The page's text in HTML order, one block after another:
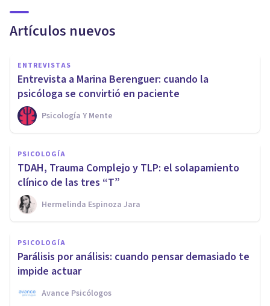
Artículos nuevos
ENTREVISTAS
Entrevista a Marina Berenguer: cuando la
psicóloga se convirtió en paciente
Psicología Y Mente
PSICOLOGÍA
TDAH, Trauma Complejo y TLP: el solapamiento
clínico de las tres “T”
Hermelinda Espinoza Jara
PSICOLOGÍA
Parálisis por análisis: cuando pensar demasiado te
impide actuar
Avance Psicólogos